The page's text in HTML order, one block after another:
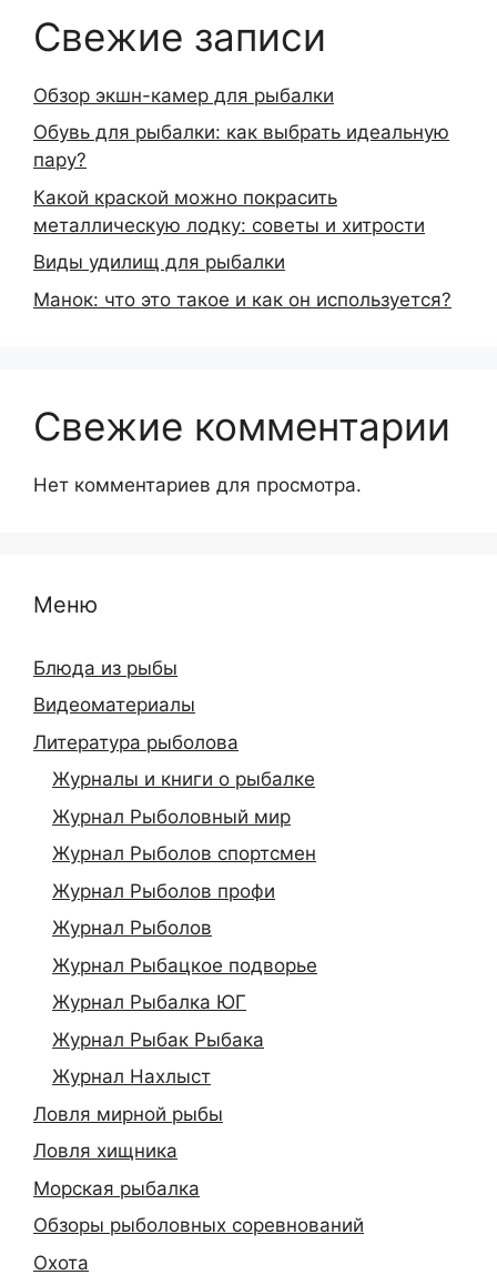
Свежие записи
Обзор экшн-камер для рыбалки
Обувь для рыбалки: как выбрать идеальную
пару?
Какой краской можно покрасить
металлическую лодку: советы и хитрости
Виды удилищ для рыбалки
Манок: что это такое и как он используется?
Свежие комментарии
Нет комментариев для просмотра.
Меню
Блюда из рыбы
Видеоматериалы
Литература рыболова
Журналы и книги о рыбалке
Журнал Рыболовный мир
Журнал Рыболов спортсмен
Журнал Рыболов профи
Журнал Рыболов
Журнал Рыбацкое подворье
Журнал Рыбалка ЮГ
Журнал Рыбак Рыбака
Журнал Нахлыст
Ловля мирной рыбы
Ловля хищника
Морская рыбалка
Обзоры рыболовных соревнований
Охота